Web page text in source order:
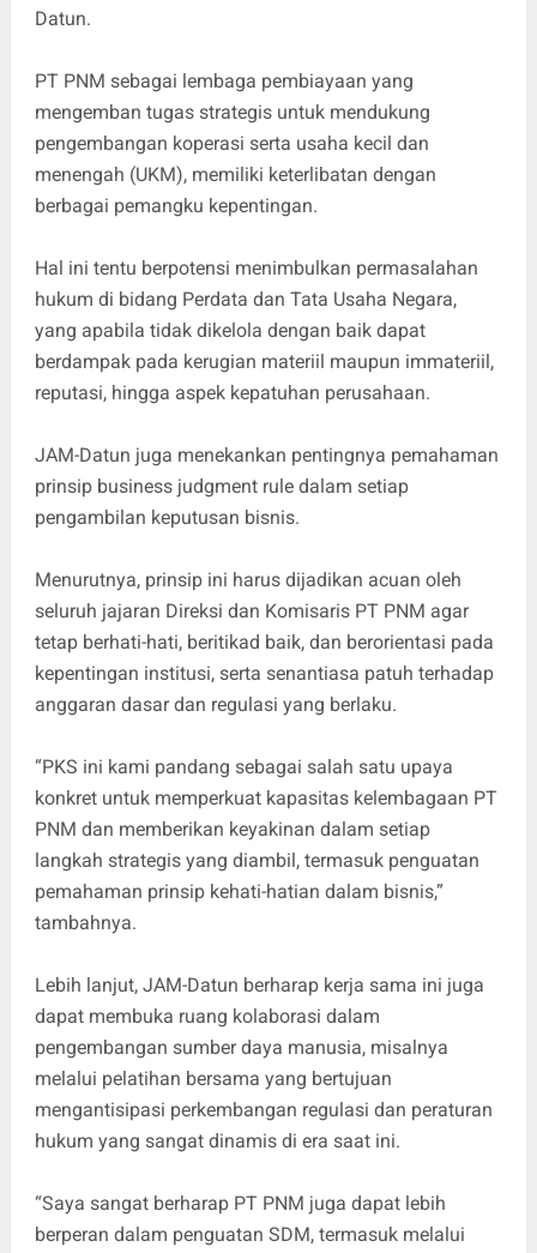
Datun.
PT PNM sebagai lembaga pembiayaan yang
mengemban tugas strategis untuk mendukung
pengembangan koperasi serta usaha kecil dan
menengah (UKM), memiliki keterlibatan dengan
berbagai pemangku kepentingan.
Hal ini tentu berpotensi menimbulkan permasalahan
hukum di bidang Perdata dan Tata Usaha Negara,
yang apabila tidak dikelola dengan baik dapat
berdampak pada kerugian materiil maupun immateriil,
reputasi, hingga aspek kepatuhan perusahaan.
JAM-Datun juga menekankan pentingnya pemahaman
prinsip business judgment rule dalam setiap
pengambilan keputusan bisnis.
Menurutnya, prinsip ini harus dijadikan acuan oleh
seluruh jajaran Direksi dan Komisaris PT PNM agar
tetap berhati-hati, beritikad baik, dan berorientasi pada
kepentingan institusi, serta senantiasa patuh terhadap
anggaran dasar dan regulasi yang berlaku.
“PKS ini kami pandang sebagai salah satu upaya
konkret untuk memperkuat kapasitas kelembagaan PT
PNM dan memberikan keyakinan dalam setiap
langkah strategis yang diambil, termasuk penguatan
pemahaman prinsip kehati-hatian dalam bisnis,”
tambahnya.
Lebih lanjut, JAM-Datun berharap kerja sama ini juga
dapat membuka ruang kolaborasi dalam
pengembangan sumber daya manusia, misalnya
melalui pelatihan bersama yang bertujuan
mengantisipasi perkembangan regulasi dan peraturan
hukum yang sangat dinamis di era saat ini.
“Saya sangat berharap PT PNM juga dapat lebih
berperan dalam penguatan SDM, termasuk melalui